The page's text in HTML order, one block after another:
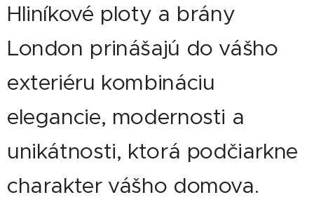
Hliníkové ploty a brány
London prinášajú do vášho
exteriéru kombináciu
elegancie, modernosti a
unikátnosti, ktorá podčiarkne
charakter vášho domova.